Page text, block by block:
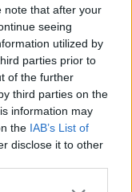
note that after your
seeing
utilized by
parties prior to
of the further
third parties on the
information may
the IAB’s List of
disclose it to other
tért
a Godako